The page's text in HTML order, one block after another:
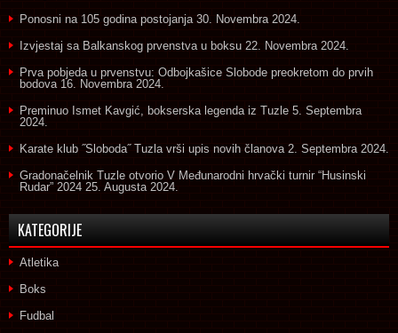
Ponosni na 105 godina postojanja 30. Novembra 2024.
Izvjestaj sa Balkanskog prvenstva u boksu 22. Novembra 2024.
Prva pobjeda u prvenstvu: Odbojkašice Slobode preokretom do prvih
bodova 16. Novembra 2024.
Preminuo Ismet Kavgić, bokserska legenda iz Tuzle 5. Septembra
2024.
Karate klub ˝Sloboda˝ Tuzla vrši upis novih članova 2. Septembra 2024.
Gradonačelnik Tuzle otvorio V Međunarodni hrvački turnir “Husinski
Rudar” 2024 25. Augusta 2024.
KATEGORIJE
Atletika
Boks
Fudbal